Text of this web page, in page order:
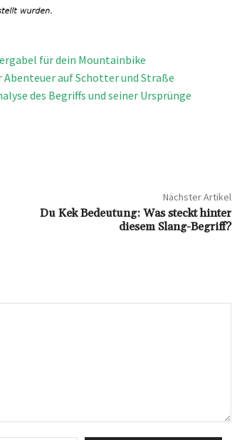
für dein Mountainbike
Abenteuer auf Schotter und Straße
des Begriffs und seiner Ursprünge
Nächster Artikel
Du Kek Bedeutung: Was steckt hinter
diesem Slang-Begriff?